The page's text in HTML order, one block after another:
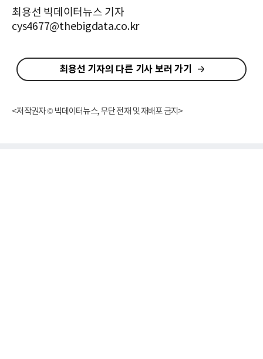
최용선 빅데이터뉴스 기자
cys4677@thebigdata.co.kr
최용선 기자의 다른 기사 보러 가기
<저작권자 © 빅데이터뉴스, 무단 전재 및 재배포 금지>